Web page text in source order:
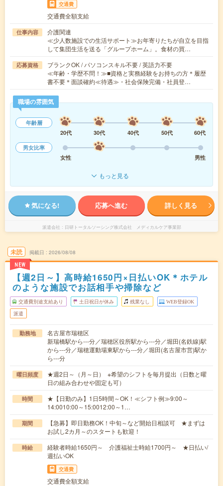
交通費
交通費全額支給
仕事内容
介護関連
≪少人数施設での生活サポート≫お年寄りたちが自立を目指
して集団生活を送る「グループホーム」。食材の買…
応募資格
ブランクOK / パソコンスキル不要 / 英語力不要
≪年齢・学歴不問！≫■資格と実務経験をお持ちの方＊履歴
書不要＊面談確約≪待遇≫・社会保険完備・社員登…
職場の雰囲気
年齢層
20代
30代 40代 50代
60代
男女比率
女性
男性
もっと見る
気になる! 応募へ進む 詳しく見る
派遣会社 日研トータルソーシング株式会社 メディカルケア事業部
未読
NEW
掲載日 2026/08/08
【週2日～】高時給1650円×日払いOK＊ホテル
のような施設でお話相手や掃除など
交通費別途支給あり 土日祝日が休み 残業なし WEB登録OK
派遣
勤務地
名古屋市瑞穂区
新瑞橋駅から---分／瑞穂区役所駅から---分／堀田(名鉄線)駅
から---分／瑞穂運動場東駅から---分／堀田(名古屋市営)駅か
ら---分
曜日頻度
★週2日～（月～日） ※希望のシフトを毎月提出（日数と曜
日の組み合わせや固定も可）
時間
★【日勤のみ】1日5時間～OK！≪シフト例≫9:00～
14:0010:00～15:0012:00～1…
期間
【急募】即日勤務OK！中旬～など開始日相談可 ★まずは
お試し2カ月～のスタートも歓迎！
時給
経験者時給1650円～ 介護福祉士時給1700円～ ★日払い/
週払いOK
交通費
交通費全額支給